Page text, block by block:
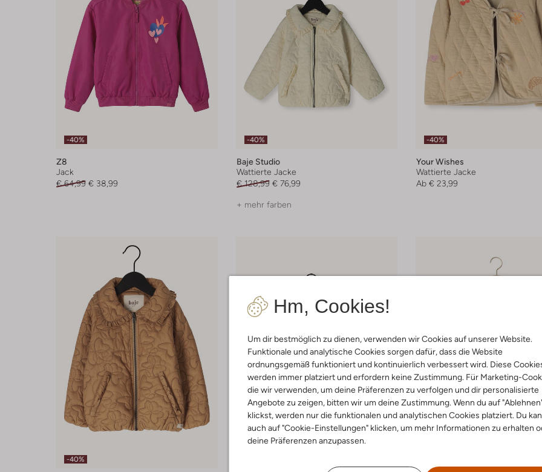
Hm, Cookies!
Um dir bestmöglich zu dienen, verwenden wir Cookies auf unserer Website.
Funktionale und analytische Cookies sorgen dafür, dass die Website
ordnungsgemäß funktioniert und kontinuierlich verbessert wird. Diese
werden immer platziert und erfordern keine Zustimmung. Für Marketing-
die wir verwenden, um deine Präferenzen zu verfolgen und dir personalisierte
Angebote zu zeigen, bitten wir um deine Zustimmung. Wenn du auf
klickst, werden nur die funktionalen und analytischen Cookies platziert. Du
auch auf "Cookie-Einstellungen" klicken, um mehr Informationen zu erhalten
deine Präferenzen anzupassen.
-40%
Z8
Jack
€ 64,99 € 38,99
-40%
Baje Studio
Wattierte Jacke
€ 128,99 € 76,99
+ mehr farben
-40%
Your Wishes
Wattierte Jacke
Ab € 23,99
-40%